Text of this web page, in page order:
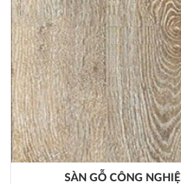
SÀN GỖ CÔNG